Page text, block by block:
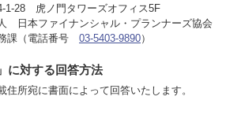
1-28 虎ノ門タワーズオフィス5F
日本ファイナンシャル・プランナーズ協会
課（電話番号 03-5403-9890）
に対する回答方法
住所宛に書面によって回答いたします。